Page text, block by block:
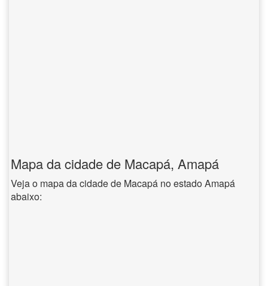
Mapa da cidade de Macapá, Amapá
Veja o mapa da cidade de Macapá no estado Amapá
abaixo: